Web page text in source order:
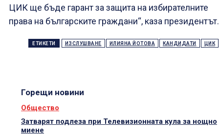
ЦИК ще бъде гарант за защита на избирателните
права на българските граждани“, каза президентът.
ЕТИКЕТИ ИЗСЛУШВАНЕ ИЛИЯНА ЙОТОВА КАНДИДАТИ ЦИК
Горещи новини
Общество
Затварят подлеза при Телевизионната кула за нощно
миене